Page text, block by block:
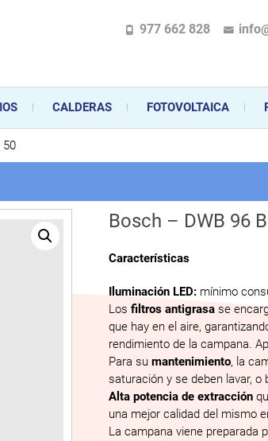
comercialización y mantenimiento de gas y
o electrodomésticos, desde el
977 662 828
CALDERAS FOTOVOLTAICA
50
Bosch – DWB 96
Características
Iluminación LED: mínimo
Losfiltros antigrasa se
que hay en el aire,
rendimiento de la campana.
Para su mantenimiento, la
saturación y se deben lavar, o
Alta potencia de extracción
una mejor calidad del mismo
La campana viene preparada